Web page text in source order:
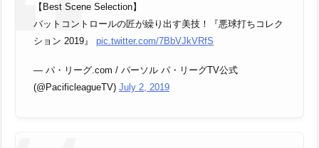
【Best Scene Selection】
バットコントロールの匠が繰り出す美技！『悪球打ちコレク
ション 2019』 pic.twitter.com/7BbVJkVRfS
— パ・リーグ.com / パーソル パ・リーグTV公式
(@PacificleagueTV) July 2, 2019